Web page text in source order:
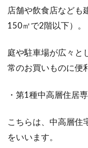
あ
店舗や飲食店なども
150㎡で2階以下）。
庭や駐車場が広々と
常のお買いものに便
・第1種中高層住居
こちらは、中高層住
をいいます。